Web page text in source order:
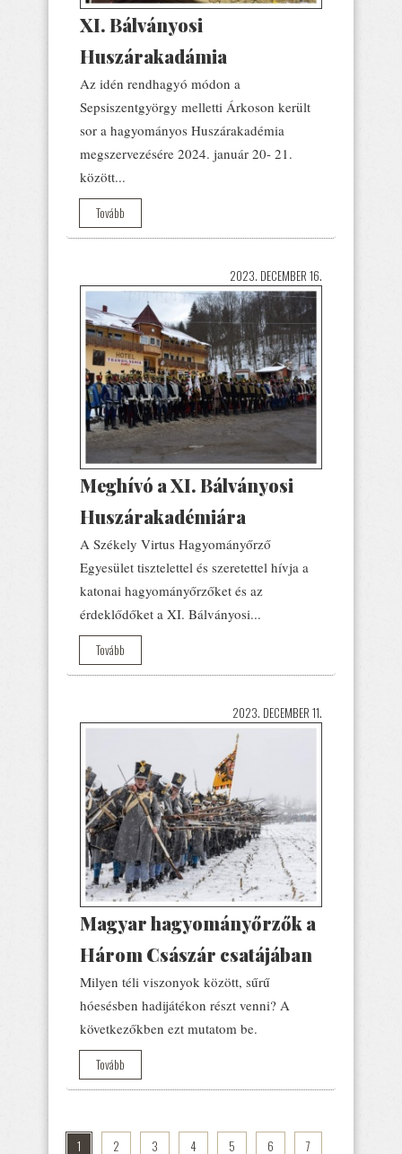
XI. Bálványosi
Huszárakadámia
Az idén rendhagyó módon a
Sepsiszentgyörgy melletti Árkoson került
sor a hagyományos Huszárakadémia
megszervezésére 2024. január 20- 21.
között...
Tovább
2023. DECEMBER 16.
Meghívó a XI. Bálványosi
Huszárakadémiára
A Székely Virtus Hagyományőrző
Egyesület tisztelettel és szeretettel hívja a
katonai hagyományőrzőket és az
érdeklődőket a XI. Bálványosi...
Tovább
2023. DECEMBER 11.
Magyar hagyományőrzők a
Három Császár csatájában
Milyen téli viszonyok között, sűrű
hóesésben hadijátékon részt venni? A
következőkben ezt mutatom be.
Tovább
1 2 3 4 5 6 7